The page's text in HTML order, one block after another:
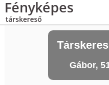
Fényképes
társkereső
Gábor,